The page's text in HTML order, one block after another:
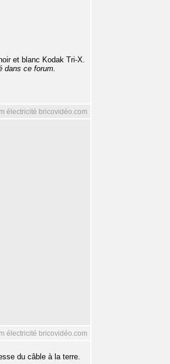
et blanc Kodak Tri-X.
dans ce forum.
électricité bricovidéo.com
électricité bricovidéo.com
du câble à la terre.